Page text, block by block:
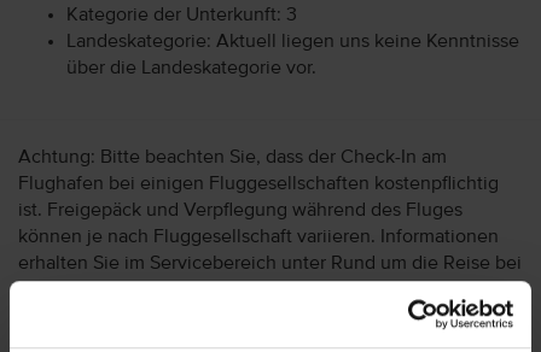
Kategorie der Unterkunft: 3
Landeskategorie: Aktuell liegen uns keine Kenntnisse
über die Landeskategorie vor.
Achtung: Bitte beachten Sie, dass der Check-In am
Flughafen bei einigen Fluggesellschaften kostenpflichtig
ist. Freigepäck und Verpflegung während des Fluges
können je nach Fluggesellschaft variieren. Informationen
erhalten Sie im Servicebereich unter Rund um die Reise bei